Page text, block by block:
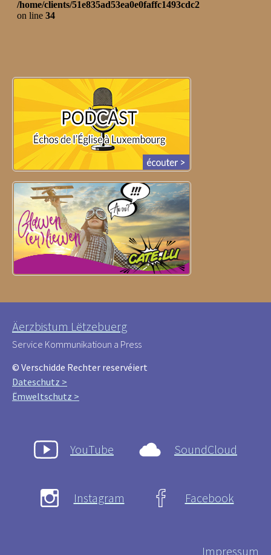
Äerzbistum Lëtzebuerg
Service Kommunikatioun a Press
© Verschidde Rechter reservéiert
Dateschutz >
Ëmweltschutz >
YouTube SoundCloud
Instagram Facebook
Impressum